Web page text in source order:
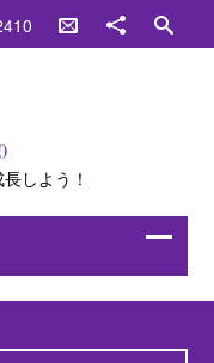
しよう！